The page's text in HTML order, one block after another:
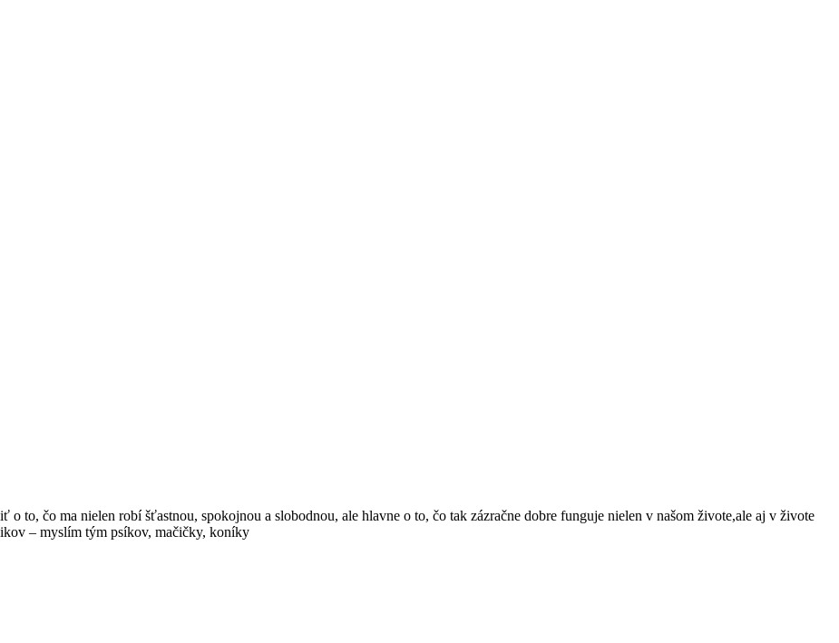
o to, čo ma nielen robí šťastnou, spokojnou a slobodnou, ale hlavne o to, čo tak zázračne dobre funguje nielen v našom živote,ale aj v živote
– myslím tým psíkov, mačičky, koníky